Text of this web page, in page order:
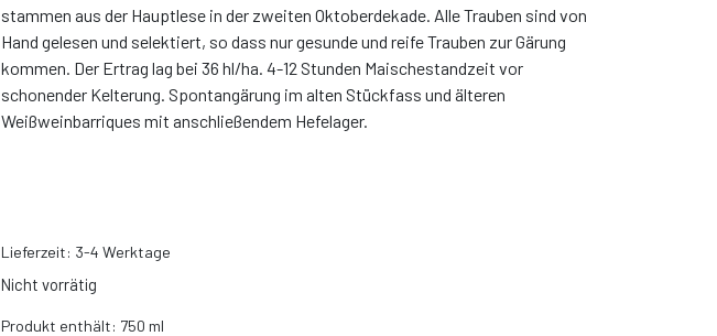
stammen aus der Hauptlese in der zweiten Oktoberdekade. Alle Trauben sind von
Hand gelesen und selektiert, so dass nur gesunde und reife Trauben zur Gärung
kommen. Der Ertrag lag bei 36 hl/ha. 4-12 Stunden Maischestandzeit vor
schonender Kelterung. Spontangärung im alten Stückfass und älteren
Weißweinbarriques mit anschließendem Hefelager.
Lieferzeit: 3-4 Werktage
Nicht vorrätig
Produkt enthält: 750 ml